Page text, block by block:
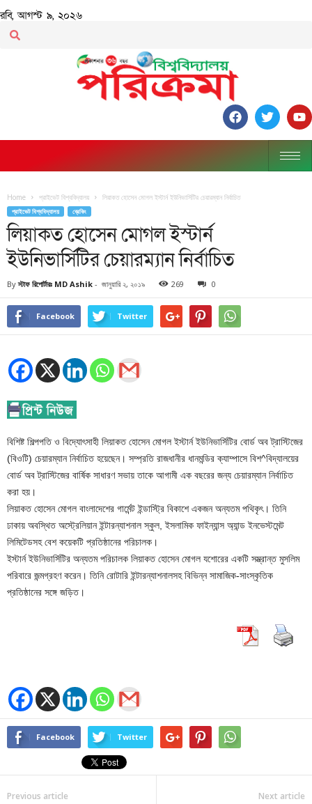
রবি, আগস্ট ৯, ২০২৬
Home প্রাইভেট বিশ্ববিদ্যালয় লিয়াকত হোসেন মোগল ইস্টার্ন ইউনিভার্সিটির চেয়ারম্যান নির্বাচিত
প্রাইভেট বিশ্ববিদ্যালয় ব্রেকিং
লিয়াকত হোসেন মোগল ইস্টার্ন
ইউনিভার্সিটির চেয়ারম্যান নির্বাচিত
By স্টাফ রিপোর্টারঃ MD Ashik - জানুয়ারি ২, ২০১৯ 269 0
Facebook Twitter
বিশিষ্ট শিল্পপতি ও বিদ্যোৎসাহী লিয়াকত হোসেন মোগল ইস্টার্ন ইউনিভার্সিটির বোর্ড অব ট্রাস্টিজের
(বিওটি) চেয়ারম্যান নির্বাচিত হয়েছেন। সম্প্রতি রাজধানীর ধানমন্ডির ক্যাম্পাসে বিশ^বিদ্যালয়ের
বোর্ড অব ট্রাস্টিজের বার্ষিক সাধারণ সভায় তাকে আগামী এক বছরের জন্য চেয়ারম্যান নির্বাচিত
করা হয়।
লিয়াকত হোসেন মোগল বাংলাদেশের গার্মেন্ট ইন্ডাস্ট্রি বিকাশে একজন অন্যতম পথিকৃৎ। তিনি
ঢাকায় অবস্থিত অস্ট্রেলিয়ান ইন্টারন্যাশনাল স্কুল, ইসলামিক ফাইন্যান্স অ্যান্ড ইনভেস্টমেন্ট
লিমিটেডসহ বেশ কয়েকটি প্রতিষ্ঠানের পরিচালক।
ইস্টার্ন ইউনিভার্সিটির অন্যতম পরিচালক লিয়াকত হোসেন মোগল যশোরের একটি সম্ভ্রান্ত মুসলিম
পরিবারে জন্মগ্রহণ করেন। তিনি রোটারি ইন্টারন্যাশনালসহ বিভিন্ন সামাজিক-সাংস্কৃতিক
প্রতিষ্ঠানের সঙ্গে জড়িত।
Facebook Twitter
Previous article Next article